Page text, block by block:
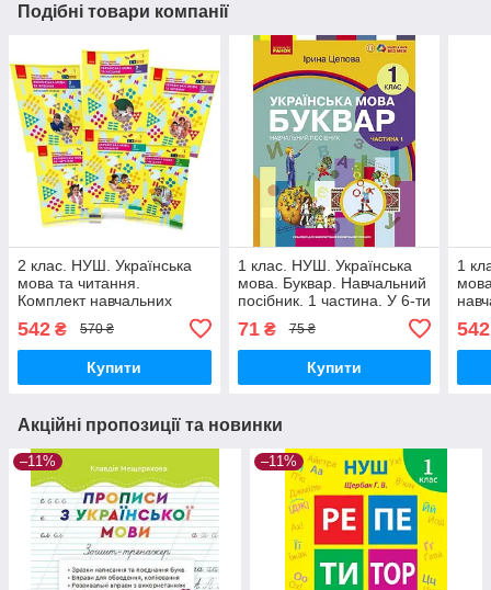
Подібні товари компанії
2 клас. НУШ. Українська
мова та читання.
Комплект навчальних
посібників у 6-ти частинах
(Большакова І.О.,
542 ₴ 570 ₴
Купити
1 клас. НУШ. Українська
мова. Буквар. Навчальний
посібник. 1 частина. У 6-ти
Ранок
71₴ 75 ₴
Купити
1
І.О.,
542
Акційні пропозиції та новинки
–11% –11%